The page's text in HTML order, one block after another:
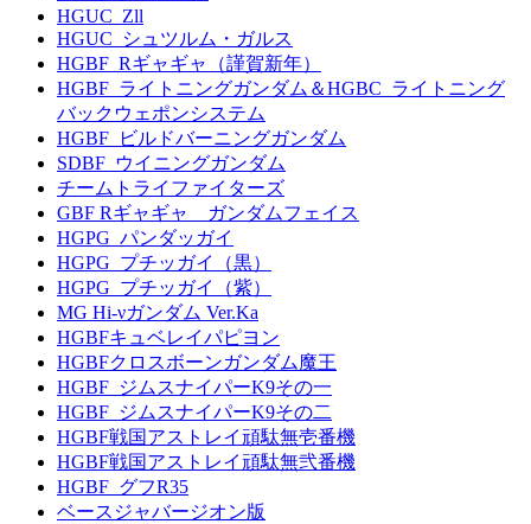
HGUC_Zll
HGUC_シュツルム・ガルス
HGBF_Rギャギャ（謹賀新年）
HGBF_ライトニングガンダム＆HGBC_ライトニング
バックウェポンシステム
HGBF_ビルドバーニングガンダム
SDBF_ウイニングガンダム
チームトライファイターズ
GBF Rギャギャ ガンダムフェイス
HGPG_パンダッガイ
HGPG_プチッガイ（黒）
HGPG_プチッガイ（紫）
MG Hi-νガンダム Ver.Ka
HGBFキュベレイパピヨン
HGBFクロスボーンガンダム魔王
HGBF_ジムスナイパーK9その一
HGBF_ジムスナイパーK9その二
HGBF戦国アストレイ頑駄無壱番機
HGBF戦国アストレイ頑駄無弐番機
HGBF_グフR35
ベースジャバージオン版